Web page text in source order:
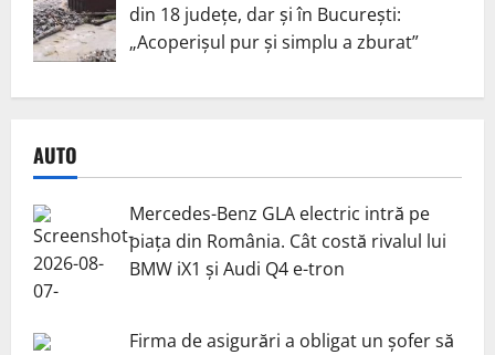
din 18 județe, dar și în București:
„Acoperișul pur și simplu a zburat”
AUTO
Mercedes-Benz GLA electric intră pe
piața din România. Cât costă rivalul lui
BMW iX1 și Audi Q4 e-tron
Firma de asigurări a obligat un șofer să